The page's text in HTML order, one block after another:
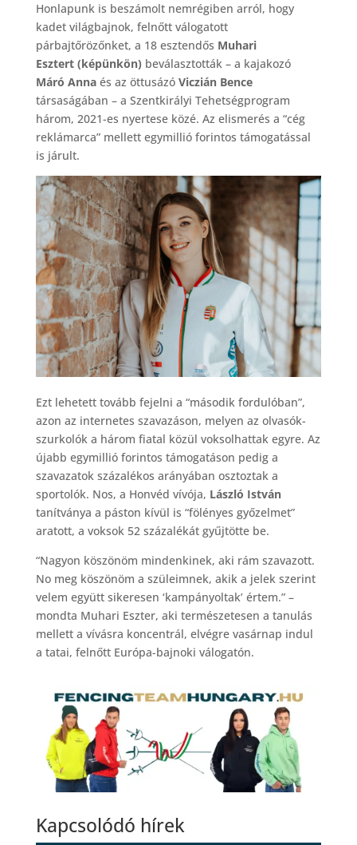
Honlapunk is beszámolt nemrégiben arról, hogy
kadet világbajnok, felnőtt válogatott
párbajtőrözőnket, a 18 esztendős Muhari
Esztert (képünkön) beválasztották – a kajakozó
Máró Annaés az öttusázó Viczián Bence
társaságában – a Szentkirályi Tehetségprogram
három, 2021-es nyertese közé. Az elismerés a “cég
reklámarca” mellett egymillió forintos támogatással
is járult.
Ezt lehetett tovább fejelni a “második fordulóban”,
azon az internetes szavazáson, melyen az olvasók-
szurkolók a három fiatal közül voksolhattak egyre. Az
újabb egymillió forintos támogatáson pedig a
szavazatok százalékos arányában osztoztak a
sportolók. Nos, a Honvéd vívója, László István
tanítványa a páston kívül is “fölényes győzelmet”
aratott, a voksok 52 százalékát gyűjtötte be.
“Nagyon köszönöm mindenkinek, aki rám szavazott.
No meg köszönöm a szüleimnek, akik a jelek szerint
velem együtt sikeresen ‘kampányoltak’ értem.” –
mondta Muhari Eszter, aki természetesen a tanulás
mellett a vívásra koncentrál, elvégre vasárnap indul
a tatai, felnőtt Európa-bajnoki válogatón.
Kapcsolódó hírek